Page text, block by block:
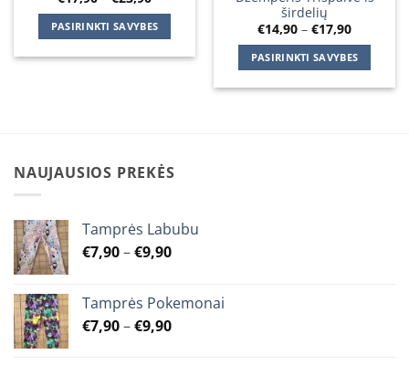
€17,90
through
€23,90
PASIRINKTI SAVYBES
options
may
chosen
on
the
page
širdelių
€14,90 – €17,90Price
€14,90
through
€17,90
PASIRINKTI SAVYBES
NAUJAUSIOS PREKĖS
Tamprės Labubu
€7,90–€9,90Price
through
€9,90
Tamprės Pokemonai
€7,90–€9,90Price